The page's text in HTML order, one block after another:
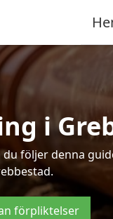
i
följer denna
förpliktelser